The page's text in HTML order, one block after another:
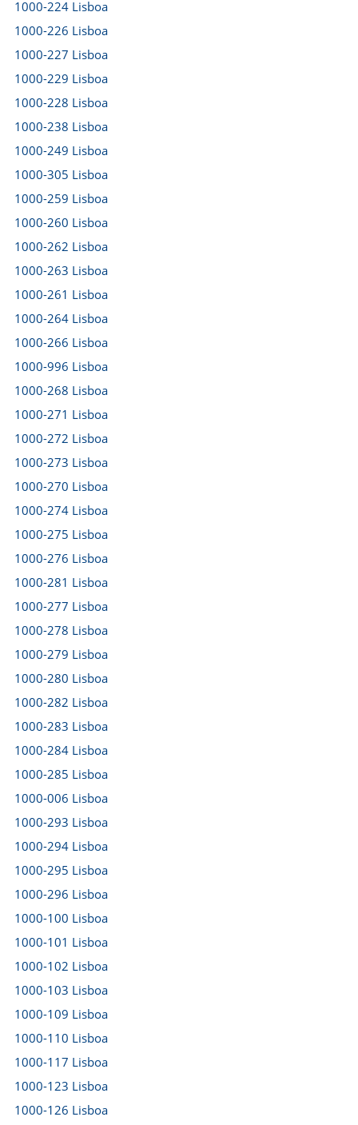
1000-224 Lisboa
1000-226 Lisboa
1000-227 Lisboa
1000-229 Lisboa
1000-228 Lisboa
1000-238 Lisboa
1000-249 Lisboa
1000-305 Lisboa
1000-259 Lisboa
1000-260 Lisboa
1000-262 Lisboa
1000-263 Lisboa
1000-261 Lisboa
1000-264 Lisboa
1000-266 Lisboa
1000-996 Lisboa
1000-268 Lisboa
1000-271 Lisboa
1000-272 Lisboa
1000-273 Lisboa
1000-270 Lisboa
1000-274 Lisboa
1000-275 Lisboa
1000-276 Lisboa
1000-281 Lisboa
1000-277 Lisboa
1000-278 Lisboa
1000-279 Lisboa
1000-280 Lisboa
1000-282 Lisboa
1000-283 Lisboa
1000-284 Lisboa
1000-285 Lisboa
1000-006 Lisboa
1000-293 Lisboa
1000-294 Lisboa
1000-295 Lisboa
1000-296 Lisboa
1000-100 Lisboa
1000-101 Lisboa
1000-102 Lisboa
1000-103 Lisboa
1000-109 Lisboa
1000-110 Lisboa
1000-117 Lisboa
1000-123 Lisboa
1000-126 Lisboa